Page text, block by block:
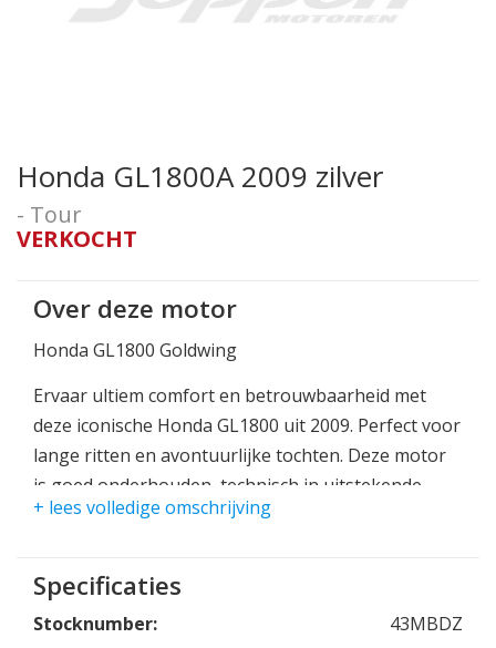
Honda GL1800A 2009 zilver
- Tour
VERKOCHT
Over deze motor
Honda GL1800 Goldwing
Ervaar ultiem comfort en betrouwbaarheid met
deze iconische Honda GL1800 uit 2009. Perfect voor
lange ritten en avontuurlijke tochten. Deze motor
is goed onderhouden, technisch in uitstekende
staat en klaar voor vele kilometers rijplezier.
Belangrijkste kenmerken:
Bouwjaar: 2009
+ lees volledige omschrijving
Specificaties
Stocknumber:
43MBDZ